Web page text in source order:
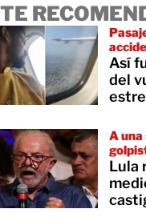
TE
Así
del
A
Lula